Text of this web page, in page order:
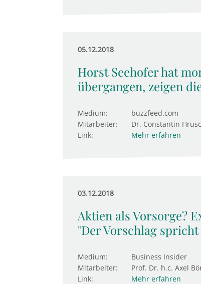
05.12.2018
Horst Seehofer hat
übergangen, zeigen
Medium:
buzzfeed.com
Mitarbeiter:
Dr. Constantin
Link:
Mehr erfahren
03.12.2018
Aktien als Vorsorge?
"Der Vorschlag
Medium:
Business Insider
Mitarbeiter:
Prof. Dr. h.c. Axel
Link:
Mehr erfahren